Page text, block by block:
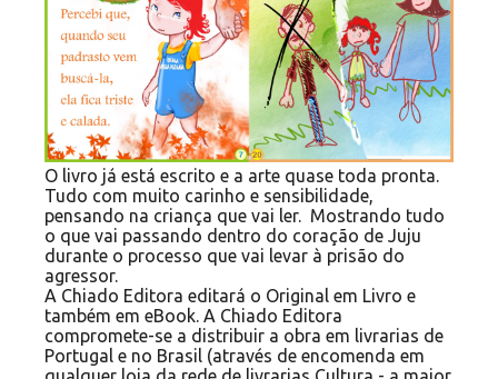
O livro já está escrito e a arte quase toda pronta.
Tudo com muito carinho e sensibilidade,
pensando na criança que vai ler. Mostrando tudo
o que vai passando dentro do coração de Juju
durante o processo que vai levar à prisão do
agressor.
A Chiado Editora editará o Original em Livro e
também em eBook. A Chiado Editora
compromete-se a distribuir a obra em livrarias de
Portugal e no Brasil (através de encomenda em